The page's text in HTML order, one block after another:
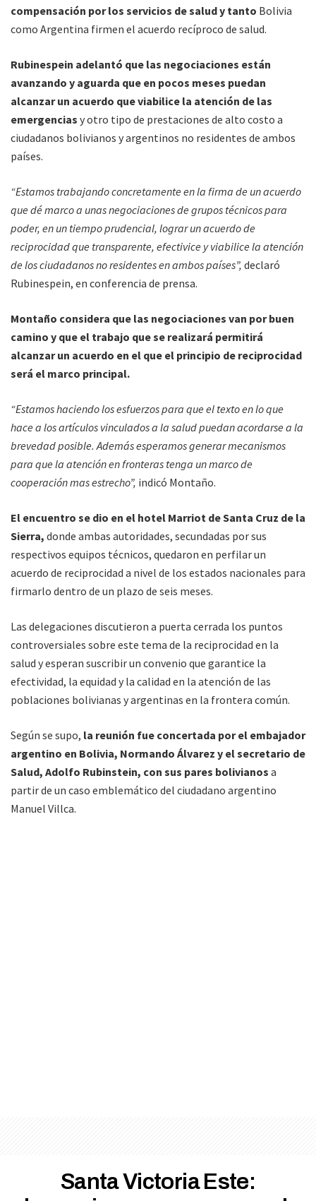
compensación por los servicios de salud y tanto Bolivia
como Argentina firmen el acuerdo recíproco de salud.
Rubinespein adelantó que las negociaciones están
avanzando y aguarda que en pocos meses puedan
alcanzar un acuerdo que viabilice la atención de las
emergencias y otro tipo de prestaciones de alto costo a
ciudadanos bolivianos y argentinos no residentes de ambos
países.
“Estamos trabajando concretamente en la firma de un acuerdo
que dé marco a unas negociaciones de grupos técnicos para
poder, en un tiempo prudencial, lograr un acuerdo de
reciprocidad que transparente, efectivice y viabilice la atención
de los ciudadanos no residentes en ambos países”, declaró
Rubinespein, en conferencia de prensa.
Montaño considera que las negociaciones van por buen
camino y que el trabajo que se realizará permitirá
alcanzar un acuerdo en el que el principio de reciprocidad
será el marco principal.
“Estamos haciendo los esfuerzos para que el texto en lo que
hace a los artículos vinculados a la salud puedan acordarse a la
brevedad posible. Además esperamos generar mecanismos
para que la atención en fronteras tenga un marco de
cooperación mas estrecho”, indicó Montaño.
El encuentro se dio en el hotel Marriot de Santa Cruz de la
Sierra, donde ambas autoridades, secundadas por sus
respectivos equipos técnicos, quedaron en perfilar un
acuerdo de reciprocidad a nivel de los estados nacionales para
firmarlo dentro de un plazo de seis meses.
Las delegaciones discutieron a puerta cerrada los puntos
controversiales sobre este tema de la reciprocidad en la
salud y esperan suscribir un convenio que garantice la
efectividad, la equidad y la calidad en la atención de las
poblaciones bolivianas y argentinas en la frontera común.
Según se supo, la reunión fue concertada por el embajador
argentino en Bolivia, Normando Álvarez y el secretario de
Salud, Adolfo Rubinstein, con sus pares bolivianos a
partir de un caso emblemático del ciudadano argentino
Manuel Villca.
Santa Victoria Este: